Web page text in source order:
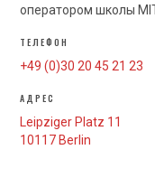
оператором школы
ТЕЛЕФОН
+49 (0)30 20 45 21 23
АДРЕС
Leipziger Platz 11
10117 Berlin